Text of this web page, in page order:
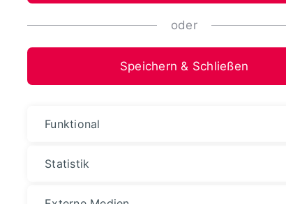
Information Medien
WebPortale
oder
Speichern & Schließen
Funktional
Statistik